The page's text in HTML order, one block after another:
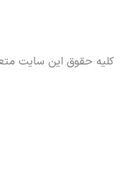
کلیه حقوق این سایت